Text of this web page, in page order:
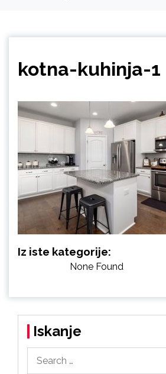
kotna-kuhinja-1
Iz iste kategorije:
None Found
Iskanje
for: